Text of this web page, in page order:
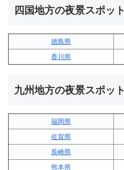
四国地方の夜景スポット
徳島県
香川県
九州地方の夜景スポット
福岡県
佐賀県
長崎県
熊本県